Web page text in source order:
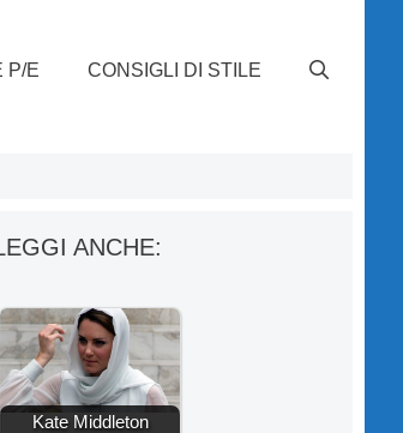
P/E CONSIGLI DI STILE
ANCHE:
Kate Middleton